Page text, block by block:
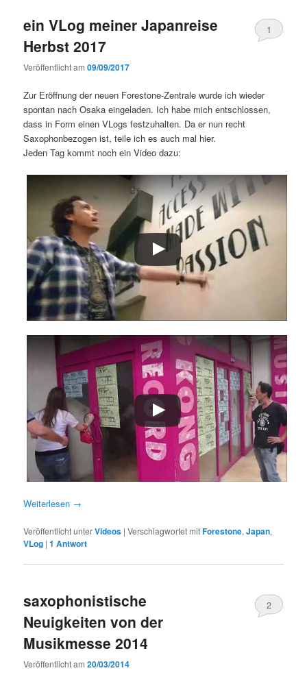
ein VLog meiner Japanreise
Herbst 2017
Veröffentlicht am09/09/2017
1
Zur Eröffnung der neuen Forestone-Zentrale wurde ich wieder
spontan nach Osaka eingeladen. Ich habe mich entschlossen,
dass in Form einen VLogs festzuhalten. Da er nun recht
Saxophonbezogen ist, teile ich es auch mal hier.
Jeden Tag kommt noch ein Video dazu:
Weiterlesen →
Veröffentlicht unterVideos |Verschlagwortet mitForestone,Japan,
VLog |1 Antwort
saxophonistische
Neuigkeiten von der
Musikmesse 2014
Veröffentlicht am20/03/2014
2